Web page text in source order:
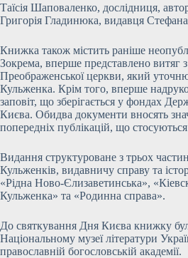
Таїсія Шаповаленко, дослідниця,
Григорія Гладинюка, видавця
Книжка також містить раніше
Зокрема, вперше представлено витяг
Преображенської церкви, який
Кульженка. Крім того, вперше
заповіт, що зберігається у фондах
Києва. Обидва документи вносять
попередніх публікацій, що
Видання структуроване з трьох
Кульженків, видавничу справу та
«Рідна Ново-Єлизаветинська»,
Кульженка» та «Родинна справа».
До святкування Дня Києва книжку
Національному музеї літератури
православній богословській академії.